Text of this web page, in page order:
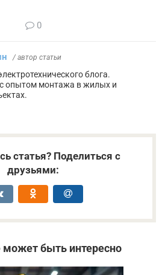
0
/ автор статьи
блога.
опытом монтажа в жилых и
статья? Поделиться с
друзьями:
быть интересно